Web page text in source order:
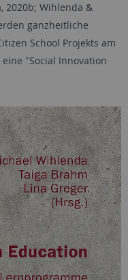
2020b; Wihlenda &
ganzheitliche
School Projekts am
"Social Innovation